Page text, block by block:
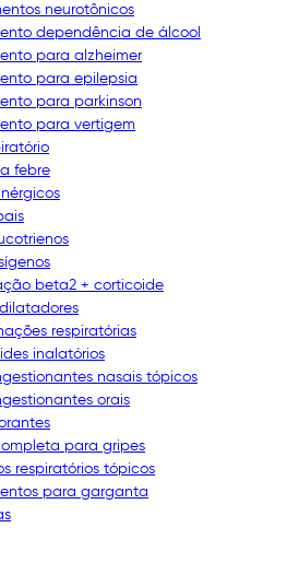
neurotônicos
dependência de álcool
para alzheimer
para epilepsia
para parkinson
para vertigem
febre
beta2 + corticoide
respiratórias
inalatórios
nasais tópicos
orais
para gripes
respiratórios tópicos
para garganta